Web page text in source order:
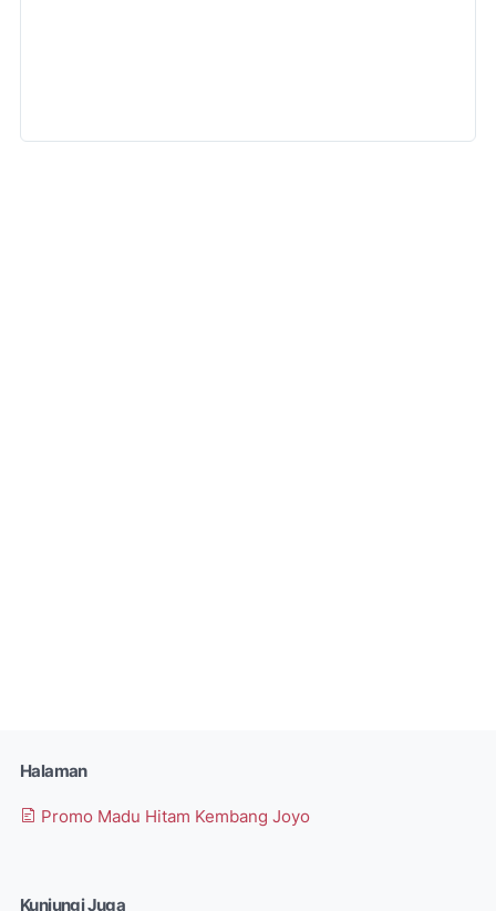
Halaman
Promo Madu Hitam Kembang Joyo
Kunjungi Juga